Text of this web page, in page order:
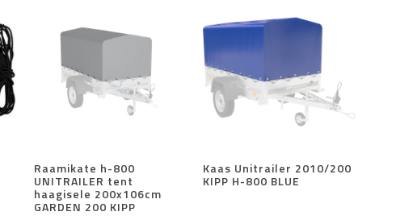
Raamikate h-800
UNITRAILER tent
haagisele 200x106cm
GARDEN 200 KIPP
Kaas Unitrailer 2010/200
KIPP H-800 BLUE